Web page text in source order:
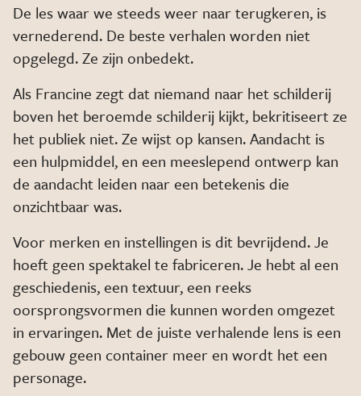
De les waar we steeds weer naar terugkeren, is
vernederend. De beste verhalen worden niet
opgelegd. Ze zijn onbedekt.
Als Francine zegt dat niemand naar het schilderij
boven het beroemde schilderij kijkt, bekritiseert ze
het publiek niet. Ze wijst op kansen. Aandacht is
een hulpmiddel, en een meeslepend ontwerp kan
de aandacht leiden naar een betekenis die
onzichtbaar was.
Voor merken en instellingen is dit bevrijdend. Je
hoeft geen spektakel te fabriceren. Je hebt al een
geschiedenis, een textuur, een reeks
oorsprongsvormen die kunnen worden omgezet
in ervaringen. Met de juiste verhalende lens is een
gebouw geen container meer en wordt het een
personage.